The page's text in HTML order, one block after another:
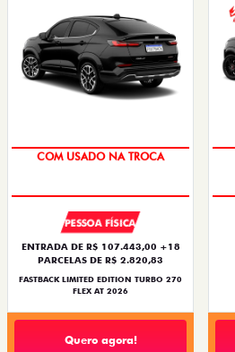
TAXA ZERO
PESSOA FÍSICA
ENTRADA DE R$ 107.443,00 +18
PARCELAS DE R$ 2.820,83
FASTBACK LIMITED EDITION TURBO 270
FLEX AT 2026
Quero agora!